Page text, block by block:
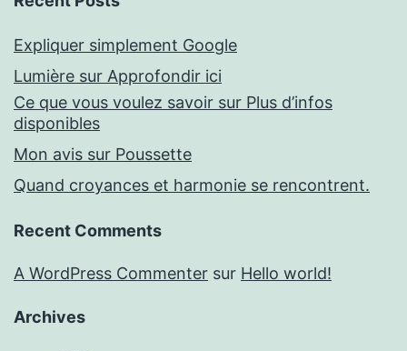
Expliquer simplement Google
Lumière sur Approfondir ici
Ce que vous voulez savoir sur Plus d’infos
disponibles
Mon avis sur Poussette
Quand croyances et harmonie se rencontrent.
Recent Comments
A WordPress Commenter sur Hello world!
Archives